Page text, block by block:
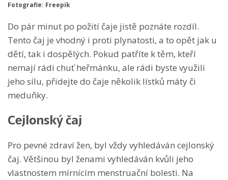
Fotografie: Freepik
Do pár minut po požití čaje jistě poznáte rozdíl.
Tento čaj je vhodný i proti plynatosti, a to opět jak u
dětí, tak i dospělých. Pokud patříte k těm, kteří
nemají rádi chuť heřmánku, ale rádi byste využili
jeho sílu, přidejte do čaje několik lístků máty či
meduňky.
Cejlonský čaj
Pro pevné zdraví žen, byl vždy vyhledáván cejlonský
čaj. Většinou byl ženami vyhledáván kvůli jeho
vlastnostem mírnícím menstruační bolesti. Na